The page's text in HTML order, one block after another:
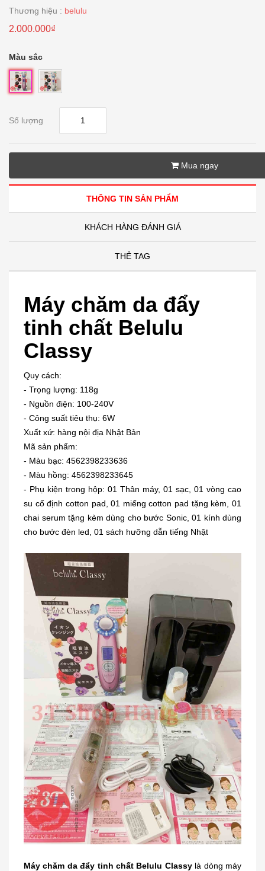
Thương hiệu : belulu
2.000.000₫
Màu sắc
Số lượng
Mua ngay
THÔNG TIN SẢN PHẨM
KHÁCH HÀNG ĐÁNH GIÁ
THẺ TAG
Máy chăm da đẩy
tinh chất Belulu
Classy
Quy cách:
- Trọng lượng: 118g
- Nguồn điện: 100-240V
- Công suất tiêu thụ: 6W
Xuất xứ: hàng nội địa Nhật Bản
Mã sản phẩm:
- Màu bạc: 4562398233636
- Màu hồng: 4562398233645
- Phụ kiện trong hộp: 01 Thân máy, 01 sạc, 01 vòng cao
su cố định cotton pad, 01 miếng cotton pad tặng kèm, 01
chai serum tặng kèm dùng cho bước Sonic, 01 kính dùng
cho bước đèn led, 01 sách hưỡng dẫn tiếng Nhật
Máy chăm da đẩy tinh chất Belulu Classylà dòng máy